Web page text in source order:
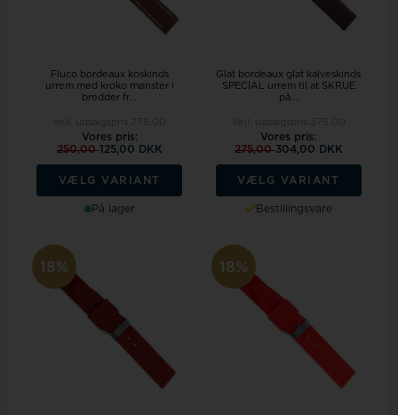
Fluco bordeaux koskinds
urrem med kroko mønster i
bredder fr...
Vores pris:
250,00125,00 DKK
VÆLG VARIANT
På lager
Glat bordeaux glat kalveskinds
SPECIAL urrem til at SKRUE
på...
Vores pris:
275,00304,00 DKK
VÆLG VARIANT
Bestillingsvare
18% 18%